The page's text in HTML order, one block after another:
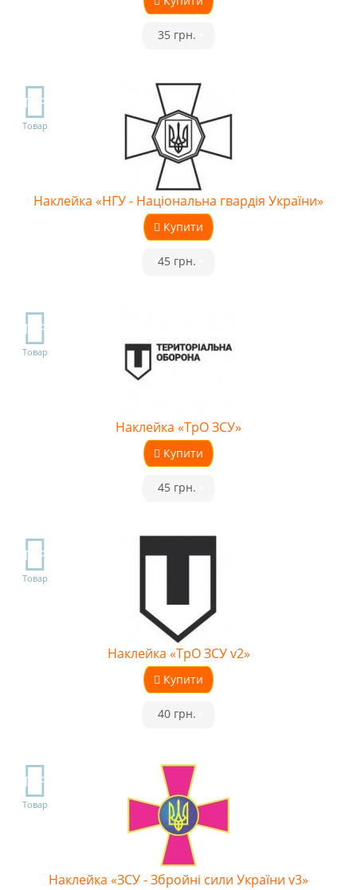
35 грн.
TOP
Товар
Наклейка «НГУ - Національна гвардія України»
Купити
45 грн.
TOP
Товар
Наклейка «ТрО ЗСУ»
Купити
45 грн.
TOP
Товар
Наклейка «ТрО ЗСУ v2»
Купити
40 грн.
TOP
Товар
Наклейка «ЗСУ - Збройні сили України v3»